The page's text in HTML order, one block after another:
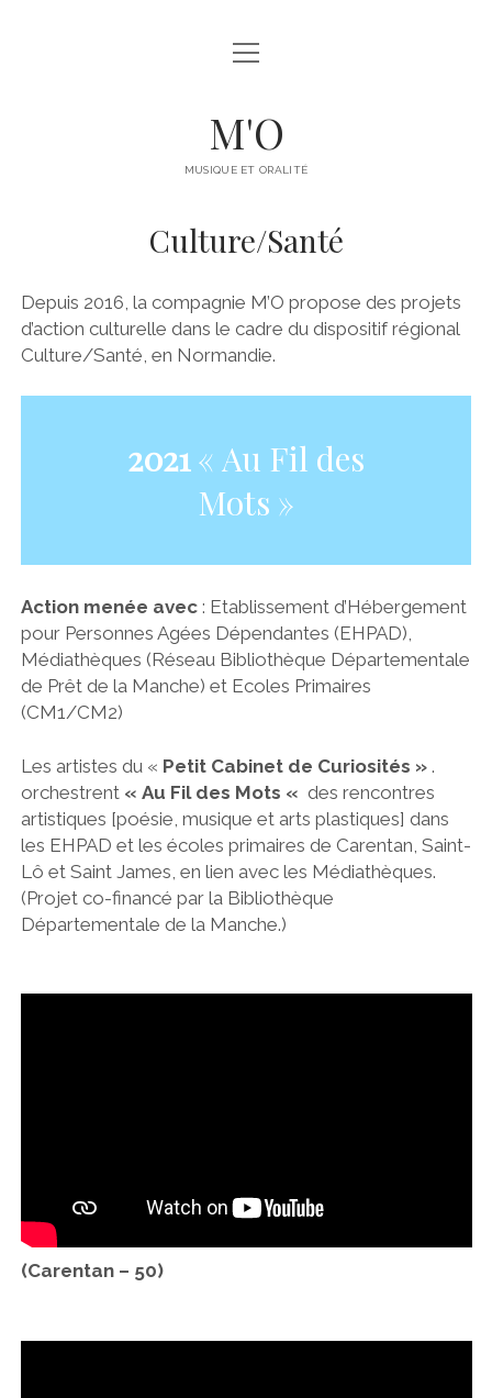
COMPAGNIE M’O
SPECTACLES
menu
JEUNESSE
ACCOMPAGNEMENT AMATEUR.ICES
DISPOSITIFS DRAC_NORMANDIE
menu
ÉCRITURE BRODÉE
JUMELAGE
AGENDA ouvrir
NOUS SOMMES PASSÉS PAR LÀ…
ESPACE PRO
CONTACT
ouvrir
menu
M'O
MUSIQUE ET ORALITÉ
Culture/Santé
Depuis 2016, la compagnie M’O propose des projets
d’action culturelle dans le cadre du dispositif régional
Culture/Santé, en Normandie.
2021« Au Fil des
Mots »
Action menée avec : Etablissement d’Hébergement
pour Personnes Agées Dépendantes (EHPAD),
Médiathèques (Réseau Bibliothèque Départementale
de Prêt de la Manche) et Ecoles Primaires
(CM1/CM2)
Les artistes du « Petit Cabinet de Curiosités » .
orchestrent« Au Fil des Mots « des rencontres
artistiques [poésie, musique et arts plastiques] dans
les EHPAD et les écoles primaires de Carentan, Saint-
Lô et Saint James, en lien avec les Médiathèques.
(Projet co-financé par la Bibliothèque
Départementale de la Manche.)
(Carentan – 50)